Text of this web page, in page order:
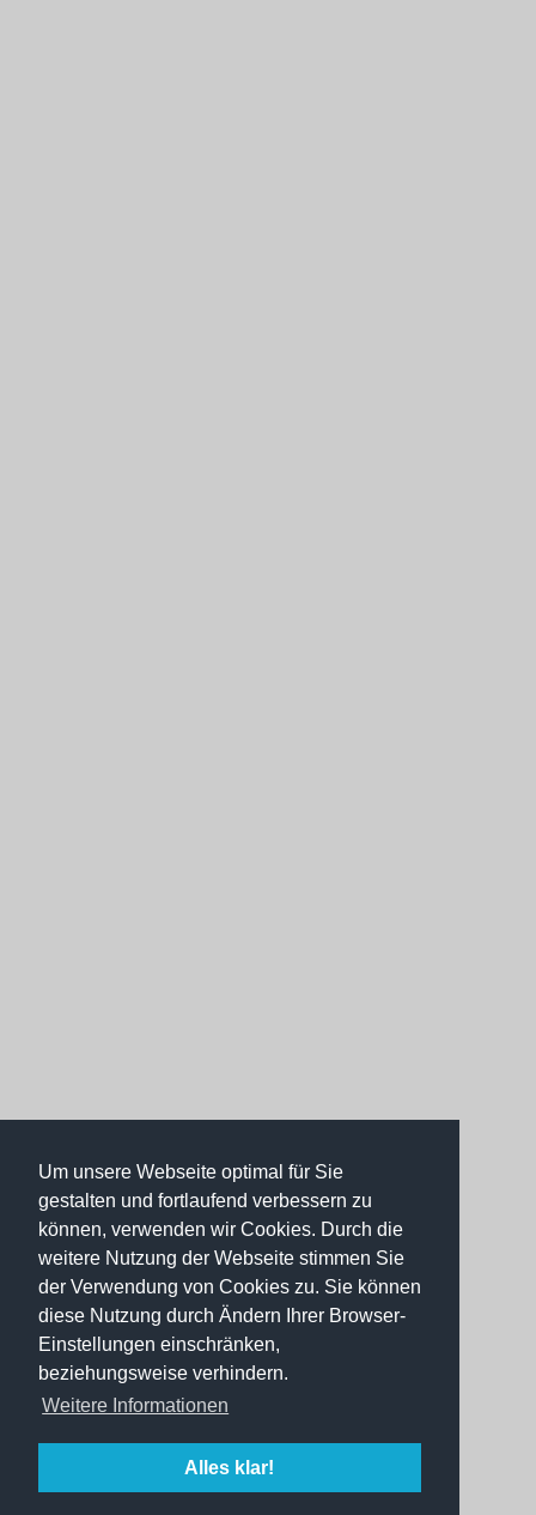
Um unsere Webseite optimal für Sie
gestalten und fortlaufend verbessern zu
können, verwenden wir Cookies. Durch die
weitere Nutzung der Webseite stimmen Sie
der Verwendung von Cookies zu. Sie können
diese Nutzung durch Ändern Ihrer Browser-
Einstellungen einschränken,
beziehungsweise verhindern.
Weitere Informationen
Alles klar!